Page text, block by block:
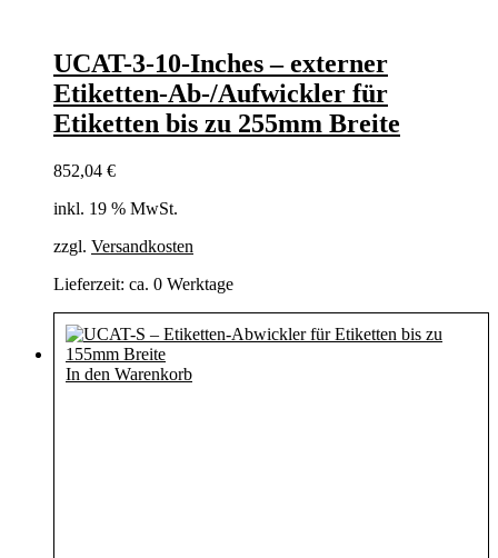
UCAT-3-10-Inches – externer
Etiketten-Ab-/Aufwickler für
Etiketten bis zu 255mm Breite
852,04 €
inkl. 19 % MwSt.
zzgl. Versandkosten
Lieferzeit: ca. 0 Werktage
In den Warenkorb